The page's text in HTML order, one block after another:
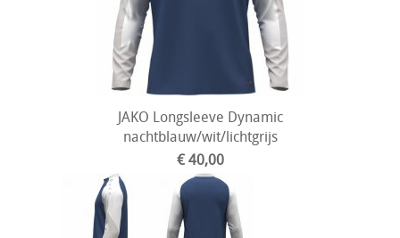
JAKO Longsleeve Dynamic
nachtblauw/wit/lichtgrijs
€ 40,00